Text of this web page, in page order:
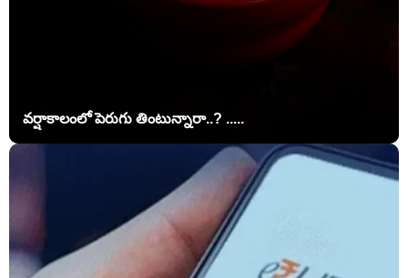
వర్షాకాలంలో పెరుగు తింటున్నారా..? .....